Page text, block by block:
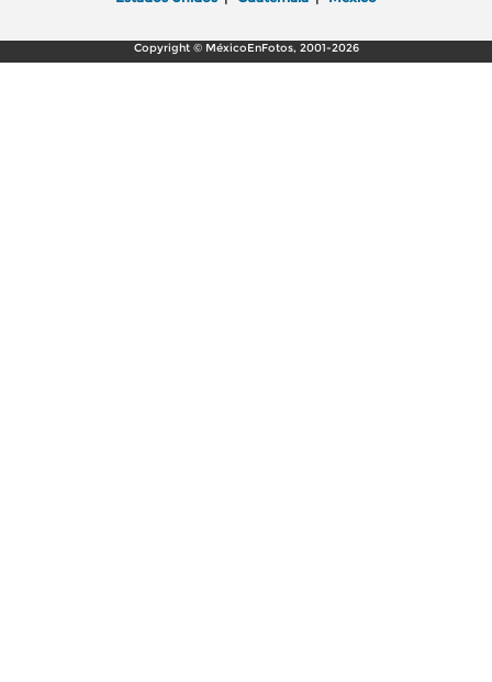
Copyright © MéxicoEnFotos, 2001-2026